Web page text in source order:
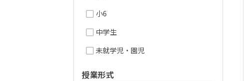
小6
中学生
未就学児・園児
授業形式